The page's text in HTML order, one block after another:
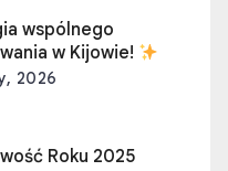
wspólnego
w Kijowie!
2026
Roku 2025